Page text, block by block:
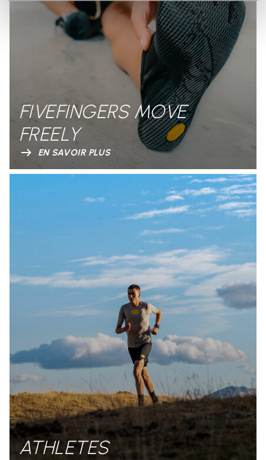
FIVEFINGERS MOVE
FREELY
EN SAVOIR PLUS
ATHLETES